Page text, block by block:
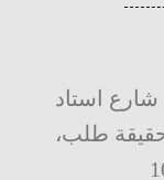
استاد
طلب،